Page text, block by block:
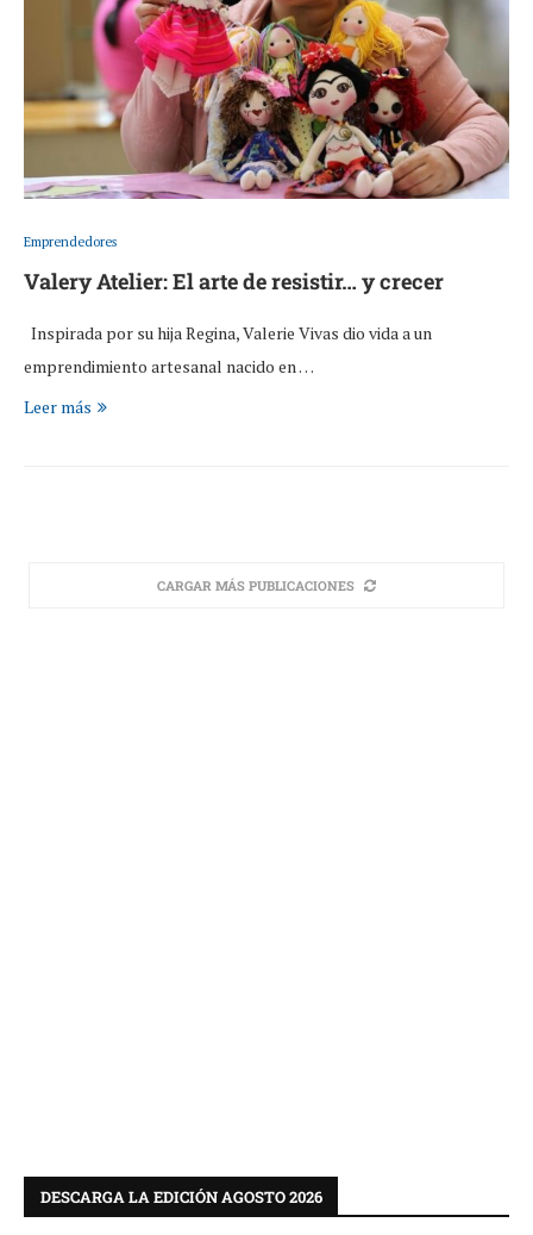
Emprendedores
Valery Atelier: El arte de resistir… y crecer
Inspirada por su hija Regina, Valerie Vivas dio vida a un
emprendimiento artesanal nacido en …
Leer más
CARGAR MÁS PUBLICACIONES
DESCARGA LA EDICIÓN AGOSTO 2026